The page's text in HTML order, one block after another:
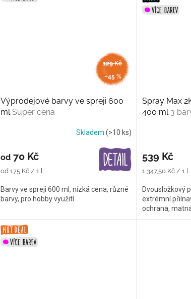
129 Kč
–45 %
Výprodejové barvy ve spreji 600
mlSuper cena
Skladem (>10 ks)
od 70 Kč
Měrná
od 175 Kč / 1 l
Barvy ve spreji 600 ml, nízká cena, různé
barvy, pro hobby využití
Spray Max
400 ml 3
539 Kč
Měrná
1 347,50 Kč / 1 l
Dvousložkový
extrémní
ochrana,